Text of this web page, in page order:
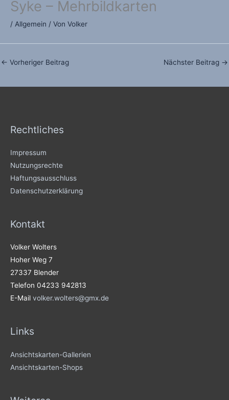
Syke – Mehrbildkarten
/ Allgemein / Von Volker
← Vorheriger Beitrag Nächster Beitrag →
Rechtliches
Impressum
Nutzungsrechte
Haftungsausschluss
Datenschutzerklärung
Kontakt
Volker Wolters
Hoher Weg 7
27337 Blender
Telefon 04233 942813
E-Mail volker.wolters@gmx.de
Links
Ansichtskarten-Gallerien
Ansichtskarten-Shops